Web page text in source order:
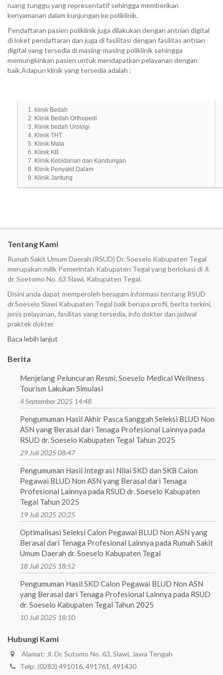
ruang tunggu yang representatif sehingga memberikan
kenyamanan dalam kunjungan ke poliklinik.
Pendaftaran pasien poliklinik juga dilakukan dengan antrian digital
di loket pendaftaran dan juga di fasilitasi dengan fasilitas antrian
digital yang tersedia di masing-masing poliklinik sehingga
memungkinkan pasien untuk mendapatkan pelayanan dengan
baik.Adapun klinik yang tersedia adalah :
1. klinik Bedah
2. Klinik Bedah Orthopedi
3. Klinik bedah Urologi
4. Klinik THT
5. Klinik Mata
6. Klinik KB
7. Klinik Kebidanan dan Kandungan
8. Klinik Penyakit Dalam
9. Klinik Jantung
Tentang Kami
Rumah Sakit Umum Daerah (RSUD) Dr. Soeselo Kabupaten Tegal
merupakan milik Pemerintah Kabupaten Tegal yang berlokasi di Jl.
dr. Soetomo No. 63 Slawi, Kabupaten Tegal.
Disini anda dapat memperoleh beragam informasi tentang RSUD
dr.Soeselo Slawi Kabupaten Tegal baik berupa profil, berita terkini,
jenis pelayanan, fasilitas yang tersedia, info dokter dan jadwal
praktek dokter
Baca lebih lanjut
Berita
Menjelang Peluncuran Resmi, Soeselo Medical Wellness
Tourism Lakukan Simulasi
4 September 2025 14:48
Pengumuman Hasil Akhir Pasca Sanggah Seleksi BLUD Non
ASN yang Berasal dari Tenaga Profesional Lainnya pada
RSUD dr. Soeselo Kabupaten Tegal Tahun 2025
29 Juli 2025 08:47
Pengumuman Hasil Integrasi Nilai SKD dan SKB Calon
Pegawai BLUD Non ASN yang Berasal dari Tenaga
Profesional Lainnya pada RSUD dr. Soeselo Kabupaten
Tegal Tahun 2025
19 Juli 2025 20:25
Optimalisasi Seleksi Calon Pegawai BLUD Non ASN yang
Berasal dari Tenaga Profesional Lainnya pada Rumah Sakit
Umum Daerah dr. Soeselo Kabupaten Tegal
18 Juli 2025 18:52
Pengumuman Hasil SKD Calon Pegawai BLUD Non ASN
yang Berasal dari Tenaga Profesional Lainnya pada RSUD
dr. Soeselo Kabupaten Tegal Tahun 2025
10 Juli 2025 18:10
Hubungi Kami
Alamat: Jl. Dr. Sutomo No. 63, Slawi, Jawa Tengah
Telp: (0283) 491016, 491761, 491430